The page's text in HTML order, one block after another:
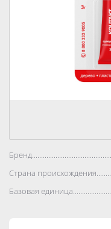
Страна
Базовая